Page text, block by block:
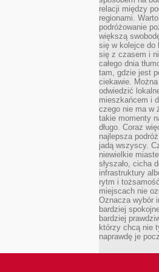
relacji między
regionami.
podróżowanie
większą
się w kolejce do
się z czasem i
całego dnia
tam, gdzie jest
ciekawie.
odwiedzić
mieszkańcem i
czego nie ma w
takie momenty
długo. Coraz
najlepsza
jadą wszyscy.
niewielkie
słyszało, cicha
infrastruktury
rytm i
miejscach nie
Oznacza wybór
bardziej
bardziej
którzy chcą nie
naprawdę je